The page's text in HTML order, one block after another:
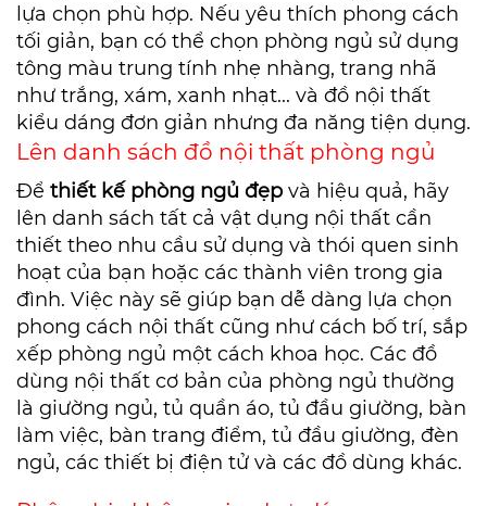
lựa chọn phù hợp. Nếu yêu thích phong cách
tối giản, bạn có thể chọn phòng ngủ sử dụng
tông màu trung tính nhẹ nhàng, trang nhã
như trắng, xám, xanh nhạt... và đồ nội thất
kiểu dáng đơn giản nhưng đa năng tiện dụng.
Lên danh sách đồ nội thất phòng ngủ
Để thiết kế phòng ngủ đẹpvà hiệu quả, hãy
lên danh sách tất cả vật dụng nội thất cần
thiết theo nhu cầu sử dụng và thói quen sinh
hoạt của bạn hoặc các thành viên trong gia
đình. Việc này sẽ giúp bạn dễ dàng lựa chọn
phong cách nội thất cũng như cách bố trí, sắp
xếp phòng ngủ một cách khoa học. Các đồ
dùng nội thất cơ bản của phòng ngủ thường
là giường ngủ, tủ quần áo, tủ đầu giường, bàn
làm việc, bàn trang điểm, tủ đầu giường, đèn
ngủ, các thiết bị điện tử và các đồ dùng khác.